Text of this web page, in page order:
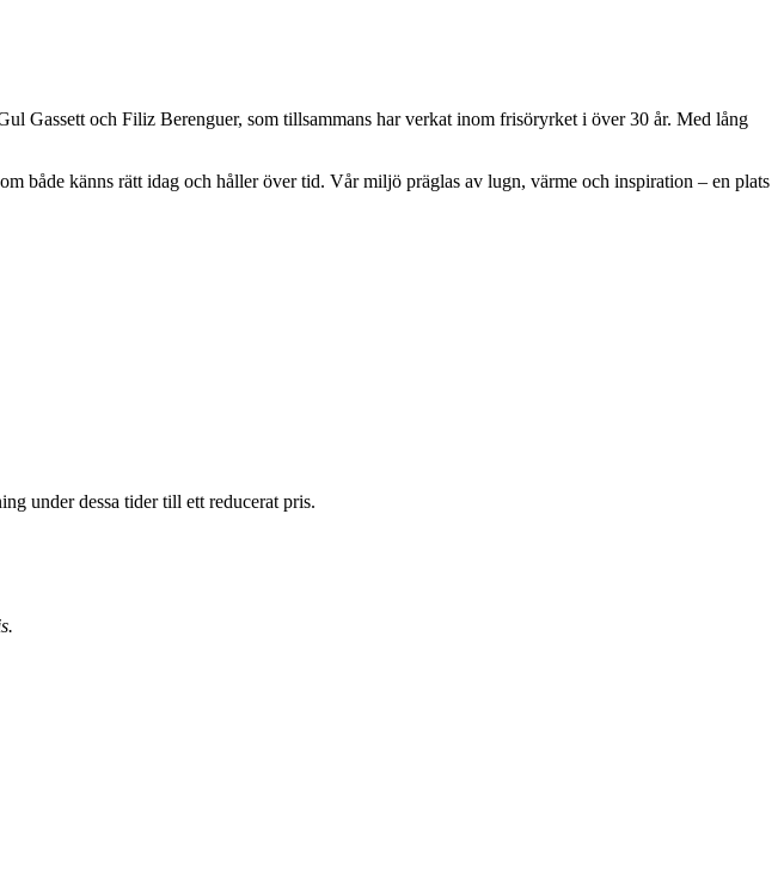
Gassett och Filiz Berenguer, som tillsammans har verkat inom frisöryrket i över 30 år. Med lång
både känns rätt idag och håller över tid. Vår miljö präglas av lugn, värme och inspiration – en plats
under dessa tider till ett reducerat pris.